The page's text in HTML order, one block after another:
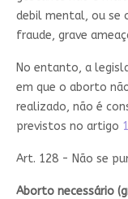
debil mental, ou se
fraude, grave
No entanto, a
em que o aborto
realizado, não é
previstos no artigo
Art. 128 - Não se
Aborto necessário